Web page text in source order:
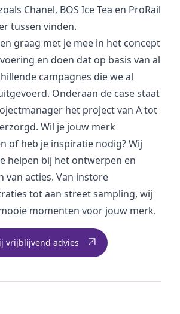
Chanel, BOS Ice Tea en ProRail
tussen vinden.
graag met je mee in het concept
en doen dat op basis van al
campagnes die we al
Onderaan de case staat
het project van A tot
Wil je jouw merk
of heb je inspiratie nodig? Wij
helpen bij het ontwerpen en
van acties. Van instore
tot aan street sampling, wij
momenten voor jouw merk.
vrijblijvend advies